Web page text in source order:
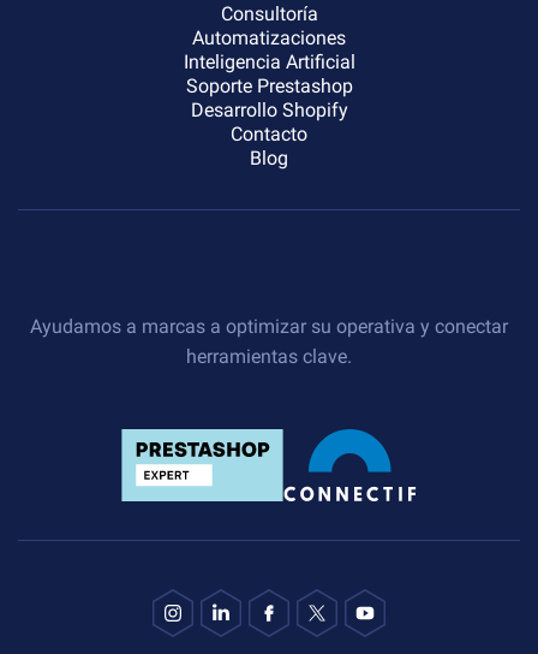
Consultoría
Automatizaciones
Inteligencia Artificial
Soporte Prestashop
Desarrollo Shopify
Contacto
Blog
Ayudamos a marcas a optimizar su operativa y conectar
herramientas clave.